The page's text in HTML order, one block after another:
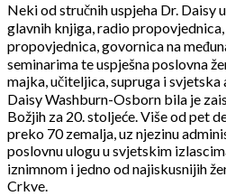
Neki od stručnih uspjeha Dr. Daisy
glavnih knjiga, radio
propovjednica, govornica na
seminarima te uspješna poslovna
majka, učiteljica, supruga i
Daisy Washburn-Osborn bila je
Božjih za 20. stoljeće. Više od pet
preko 70 zemalja, uz njezinu
poslovnu ulogu u svjetskim
iznimnom i jedno od najiskusnijih
Crkve.